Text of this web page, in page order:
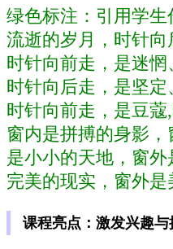
绿色标注：引用学
流逝的岁月，时针向
时针向前走，是迷惘
时针向后走，是坚定
时针向前走，是豆蔻
窗内是拼搏的身影
是小小的天地，窗
完美的现实，窗外是
课程亮点：激发兴趣